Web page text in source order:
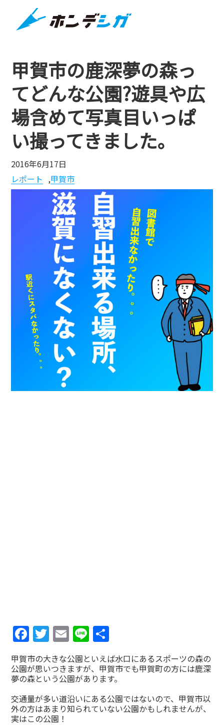
甲賀市の鹿深夢の森っ
てどんな公園?遊具や広
場含めて写真目いっぱ
い撮ってきました。
2016年6月17日
レポート ,甲賀市
Facebook
Twitter
Email
Line
有
甲賀市の大きな公園といえば水口にあるスポーツの森の
公園が思いつきますが、甲賀市でも甲賀町の方には鹿深
夢の森という公園があります。
交通量が多い道沿いにある公園ではないので、甲賀市以
外の方はあまり知られていない公園かもしれませんが、
実はこの公園！